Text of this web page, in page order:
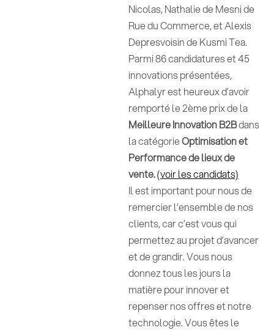
Nicolas, Nathalie de Mesni de
Rue du Commerce, et Alexis
Depresvoisin de Kusmi Tea.
Parmi 86 candidatures et 45
innovations présentées,
Alphalyr est heureux d’avoir
remporté le 2ème prix de la
Meilleure Innovation B2Bdans
la catégorieOptimisation et
Performance de lieux de
vente.(voir les candidats)
Il est important pour nous de
remercier l’ensemble de nos
clients, car c’est vous qui
permettez au projet d’avancer
et de grandir. Vous nous
donnez tous les jours la
matière pour innover et
repenser nos offres et notre
technologie. Vous êtes le